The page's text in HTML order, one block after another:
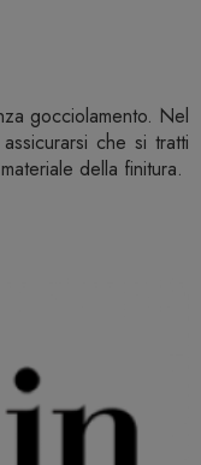
gocciolamento. Nel
che si tratti
della finitura.